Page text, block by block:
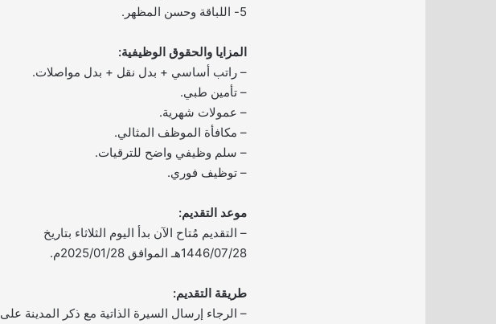
5- اللباقة وحسن المظهر.
المزايا والحقوق الوظيفية:
– راتب أساسي + بدل نقل + بدل مواصلات.
– تأمين طبي.
– عمولات شهرية.
– مكافأة الموظف المثالي.
– سلم وظيفي واضح للترقيات.
– توظيف فوري.
موعد التقديم:
– التقديم مُتاح الآن بدأ اليوم الثلاثاء بتاريخ
1446/07/28هـ الموافق 2025/01/28م.
طريقة التقديم:
– الرجاء إرسال السيرة الذاتية مع ذكر المدينة على